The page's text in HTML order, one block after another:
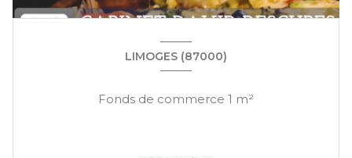
LIMOGES (87000)
Fonds de commerce 1 m²